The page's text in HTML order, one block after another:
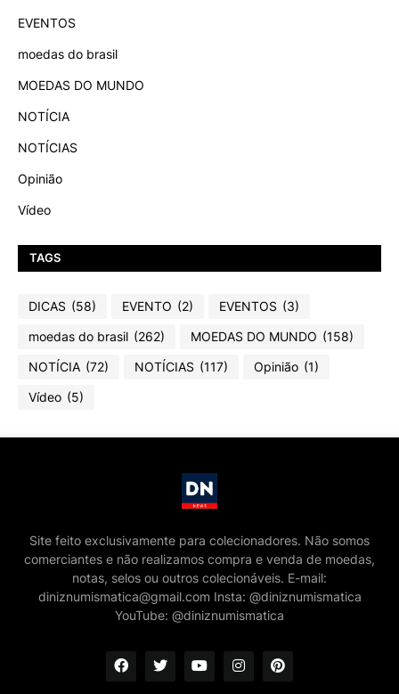
EVENTOS
moedas do brasil
MOEDAS DO MUNDO
NOTÍCIA
NOTÍCIAS
Opinião
Vídeo
TAGS
DICAS (58) EVENTO (2) EVENTOS (3)
moedas do brasil (262) MOEDAS DO MUNDO (158)
NOTÍCIA (72) NOTÍCIAS (117) Opinião (1)
Vídeo (5)
Site feito exclusivamente para colecionadores. Não somos
comerciantes e não realizamos compra e venda de moedas,
notas, selos ou outros colecionáveis. E-mail:
diniznumismatica@gmail.com Insta: @diniznumismatica
YouTube: @diniznumismatica